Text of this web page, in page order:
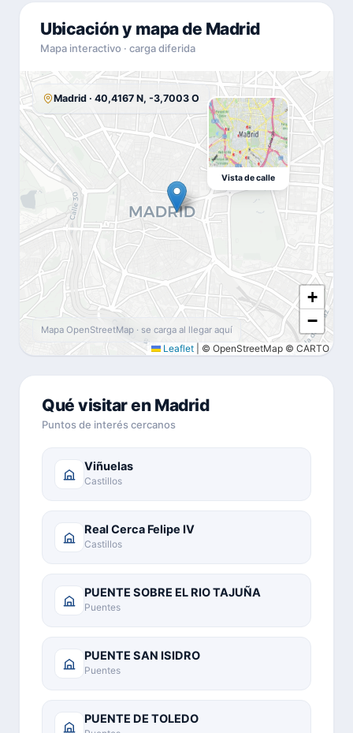
Ubicación y mapa de Madrid
Mapa interactivo · carga diferida
+
−
Leaflet © OpenStreetMap © CARTO
Madrid · 40,4167 N, -3,7003 O
Vista de calle
Mapa OpenStreetMap · se carga al llegar aquí
Qué visitar en Madrid
Puntos de interés cercanos
Viñuelas
Castillos
Real Cerca Felipe IV
Castillos
PUENTE SOBRE EL RIO TAJUÑA
Puentes
PUENTE SAN ISIDRO
Puentes
PUENTE DE TOLEDO